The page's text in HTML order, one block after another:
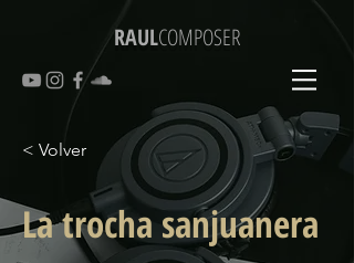
RAULCOMPOSER
< Volver
La trocha sanjuanera